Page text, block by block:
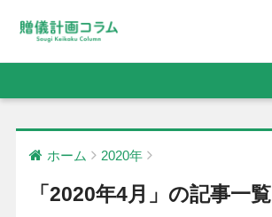
ホーム 2020年
「2020年4月」の記事一覧